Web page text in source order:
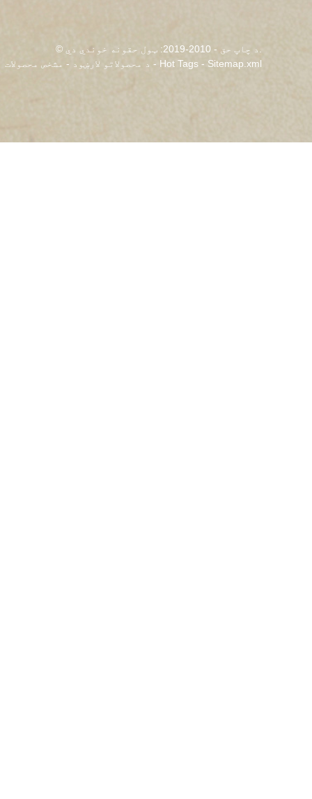
د محصولاتو لارښود - مشخص محصولات - Hot Tags - Sitemap.xml